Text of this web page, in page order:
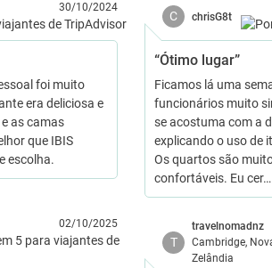
30/10/2024
foi muito
era deliciosa e
as camas
que IBIS
escolha.
C chrisG8t
“Ótimo lugar”
Ficamos lá uma
funcionários muito
se acostuma com a
explicando o uso de
Os quartos são
confortáveis. Eu cer…
02/10/2025
T
travelnomadnz
Cambridge,
Zelândia